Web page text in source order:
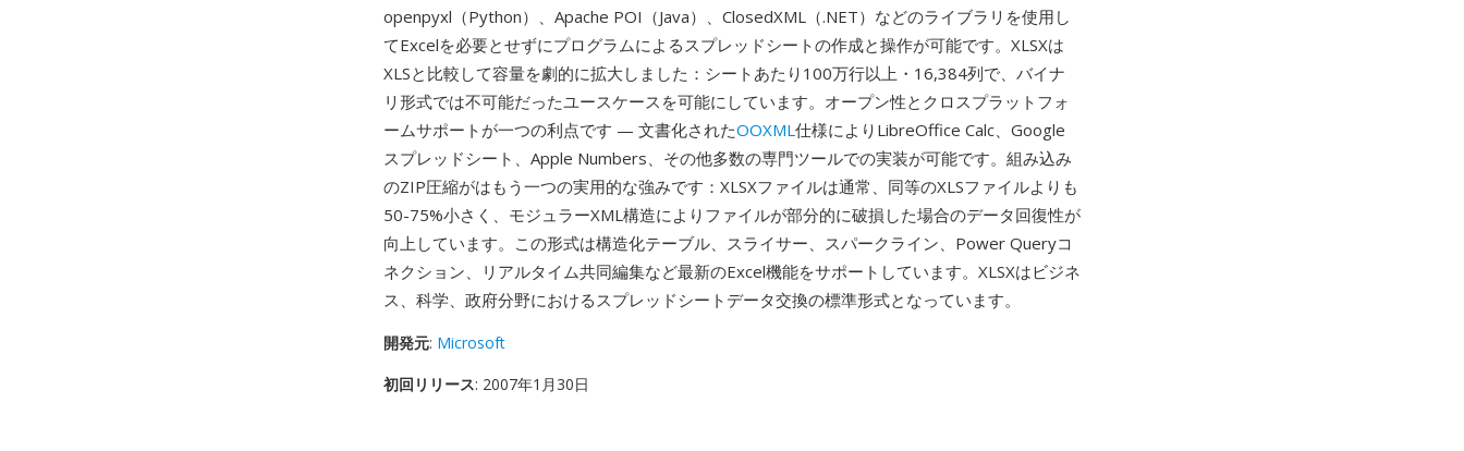
openpyxl（Python）、Apache POI（Java）、ClosedXML（.NET）などのライブラリを使用し
てExcelを必要とせずにプログラムによるスプレッドシートの作成と操作が可能です。XLSXは
XLSと比較して容量を劇的に拡大しました：シートあたり100万行以上・16,384列で、バイナ
リ形式では不可能だったユースケースを可能にしています。オープン性とクロスプラットフォ
ームサポートが一つの利点です — 文書化されたOOXML仕様によりLibreOffice Calc、Google
スプレッドシート、Apple Numbers、その他多数の専門ツールでの実装が可能です。組み込み
のZIP圧縮がはもう一つの実用的な強みです：XLSXファイルは通常、同等のXLSファイルよりも
50-75%小さく、モジュラーXML構造によりファイルが部分的に破損した場合のデータ回復性が
向上しています。この形式は構造化テーブル、スライサー、スパークライン、Power Queryコ
ネクション、リアルタイム共同編集など最新のExcel機能をサポートしています。XLSXはビジネ
ス、科学、政府分野におけるスプレッドシートデータ交換の標準形式となっています。
開発元: Microsoft
初回リリース: 2007年1月30日